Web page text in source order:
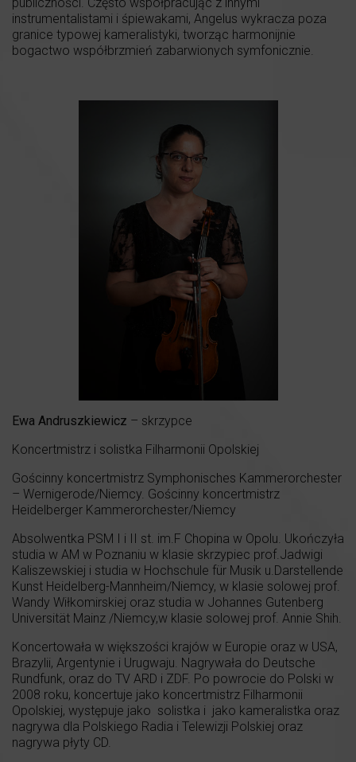
instrumentalistami i śpiewakami, Angelus wykracza poza
granice typowej kameralistyki, tworząc harmonijnie
bogactwo współbrzmień zabarwionych symfonicznie.
Ewa Andruszkiewicz – skrzypce
Koncertmistrz i solistka Filharmonii Opolskiej
Gościnny koncertmistrz Symphonisches Kammerorchester
– Wernigerode/Niemcy. Gościnny koncertmistrz
Heidelberger Kammerorchester/Niemcy
Absolwentka PSM I i II st. im.F Chopina w Opolu. Ukończyła
studia w AM w Poznaniu w klasie skrzypiec prof.Jadwigi
Kaliszewskiej i studia w Hochschule für Musik u.Darstellende
Kunst Heidelberg-Mannheim/Niemcy, w klasie solowej prof.
Wandy Wiłkomirskiej oraz studia w Johannes Gutenberg
Universität Mainz /Niemcy,w klasie solowej prof. Annie Shih.
Koncertowała w większości krajów w Europie oraz w USA,
Brazylii, Argentynie i Urugwaju. Nagrywała do Deutsche
Rundfunk, oraz do TV ARD i ZDF. Po powrocie do Polski w
2008 roku, koncertuje jako koncertmistrz Filharmonii
Opolskiej, występuje jako solistka i jako kameralistka oraz
nagrywa dla Polskiego Radia i Telewizji Polskiej oraz
nagrywa płyty CD.